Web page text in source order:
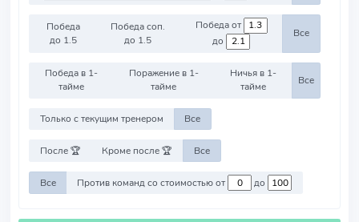
Победа
до 1.5
Победа соп.
до 1.5
Победа от
до
Все
Победа в 1-
тайме
Поражение в 1-
тайме
Ничья в 1-
тайме
Все
Только с текущим тренером Все
После 🏆 Кроме после 🏆 Все
Все Против команд со стоимостью от до